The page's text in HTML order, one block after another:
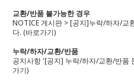
교환/반품 불가능한 경우
NOTICE 게시판 > [공지]누락/하자/교
다. (바로가기)
누락/하자/교환/반품
공지사항 '[공지] 누락/하자/교환/반품
가기)